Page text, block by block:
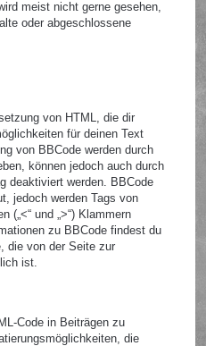
meist nicht gerne gesehen,
oder abgeschlossene
von HTML, die dir
für deinen Text
von BBCode werden durch
können jedoch auch durch
deaktiviert werden. BBCode
jedoch werden Tags von
(„<“ und „>“) Klammern
zu BBCode findest du
die von der Seite zur
ist.
Code in Beiträgen zu
die